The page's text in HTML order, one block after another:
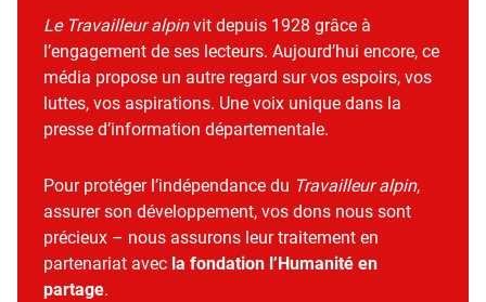
Le Travailleur alpinvit depuis 1928 grâce à
l’engagement de ses lecteurs. Aujourd’hui encore, ce
média propose un autre regard sur vos espoirs, vos
luttes, vos aspirations. Une voix unique dans la
presse d’information départementale.
Pour protéger l’indépendance du Travailleur alpin,
assurer son développement, vos dons nous sont
précieux – nous assurons leur traitement en
partenariat avec la fondation l’Humanité en
partage.